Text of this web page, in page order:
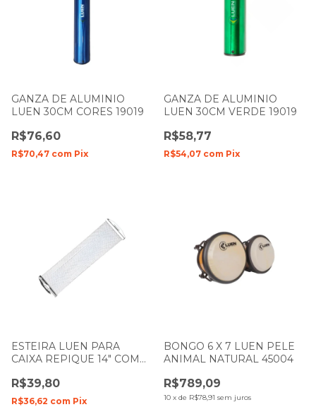
GANZA DE ALUMINIO
LUEN 30CM CORES 19019
R$76,60
R$70,47 com Pix
GANZA DE ALUMINIO
LUEN 30CM VERDE 19019
R$58,77
R$54,07 com Pix
ESTEIRA LUEN PARA
CAIXA REPIQUE 14" COM
R$39,80
R$36,62 com Pix
BONGO 6 X 7 LUEN PELE
ANIMAL NATURAL 45004
R$789,09
10 x de R$78,91 sem juros